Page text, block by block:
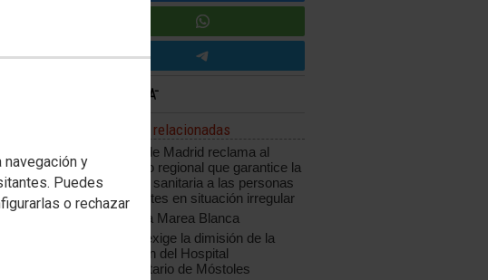
y
Puedes
o rechazar
Noticias relacionadas
CCOO de Madrid reclama al
Gobierno regional que garantice la
atención sanitaria a las personas
inmigrantes en situación irregular
Vuelve la Marea Blanca
CCOO exige la dimisión de la
Dirección del Hospital
Universitario de Móstoles